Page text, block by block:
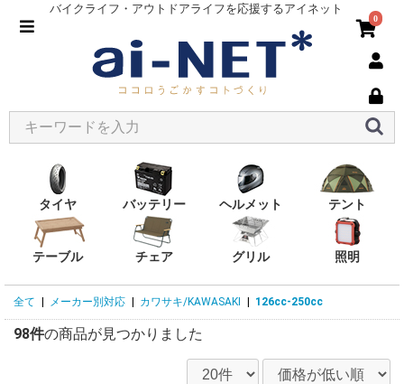
バイクライフ・アウトドアライフを応援するアイネット
0
タイヤ バッテリー ヘルメット テント
テーブル チェア グリル 照明
全て メーカー別対応 カワサキ/KAWASAKI 126cc-250cc
98件の商品が見つかりました